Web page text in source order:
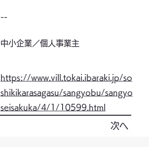
--
中小企業／個人事業主
https://www.vill.tokai.ibaraki.jp/so
shikikarasagasu/sangyobu/sangyo
seisakuka/4/1/10599.html
次へ